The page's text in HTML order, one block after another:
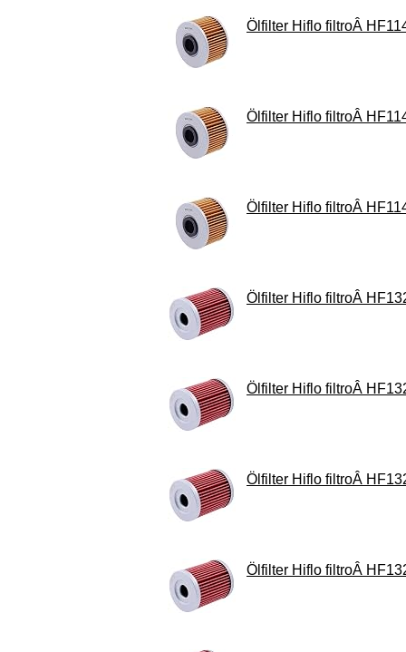
Ölfilter Hiflo filtroÂ
Ölfilter Hiflo filtroÂ
Ölfilter Hiflo filtroÂ
Ölfilter Hiflo filtroÂ
Ölfilter Hiflo filtroÂ
Ölfilter Hiflo filtroÂ
Ölfilter Hiflo filtroÂ